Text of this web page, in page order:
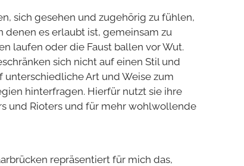
sich gesehen und zugehörig zu fühlen,
denen es erlaubt ist, gemeinsam zu
laufen oder die Faust ballen vor Wut.
sich nicht auf einen Stil und
Art und Weise zum
hinterfragen. Hierfür nutzt sie ihre
und Rioters und für mehr wohlwollende
repräsentiert für mich das,